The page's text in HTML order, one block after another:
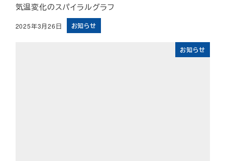
気温変化のスパイラルグラフ
投稿日
2025年3月26日 お知らせ
お知らせ